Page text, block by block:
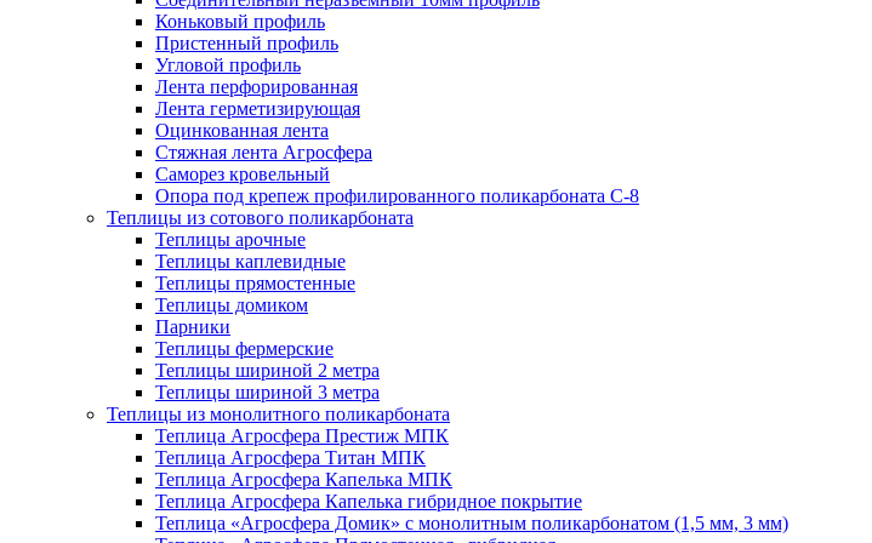
Коньковый профиль
Пристенный профиль
Угловой профиль
Лента перфорированная
Лента герметизирующая
Оцинкованная лента
Стяжная лента Агросфера
Саморез кровельный
Опора под крепеж профилированного поликарбоната С-8
Теплицы из сотового поликарбоната
Теплицы арочные
Теплицы каплевидные
Теплицы прямостенные
Теплицы домиком
Парники
Теплицы фермерские
Теплицы шириной 2 метра
Теплицы шириной 3 метра
Теплицы из монолитного поликарбоната
Теплица Агросфера Престиж МПК
Теплица Агросфера Титан МПК
Теплица Агросфера Капелька МПК
Теплица Агросфера Капелька гибридное покрытие
Теплица «Агросфера Домик» с монолитным поликарбонатом (1,5 мм, 3 мм)